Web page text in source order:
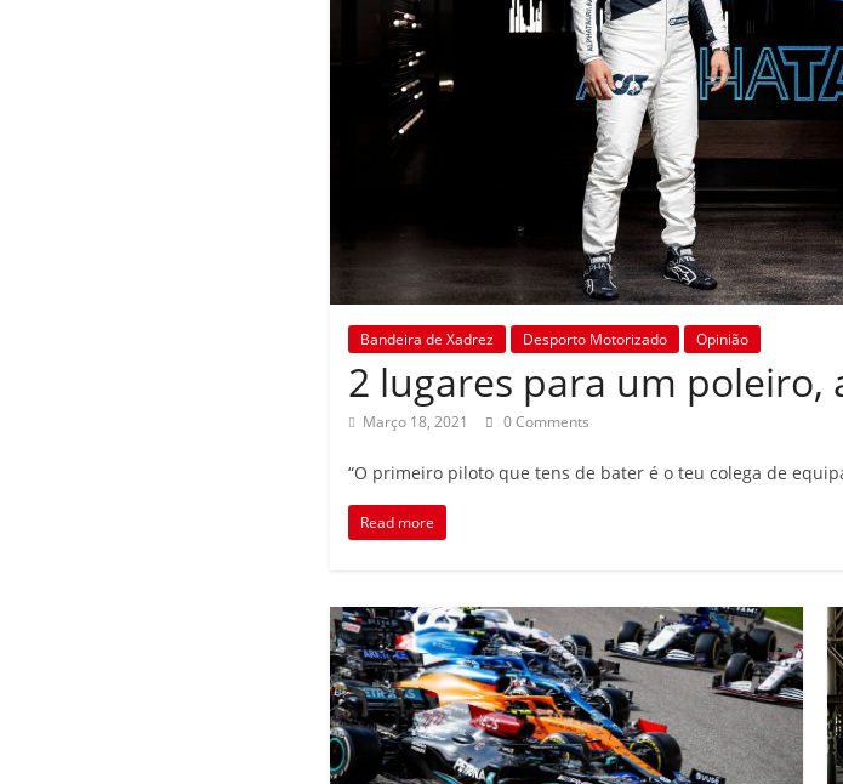
Bandeira de Xadrez Desporto Motorizado Opinião
2 lugares para um poleiro,
Março 18, 2021 0 Comments
“O primeiro piloto que tens de bater é o teu colega de
Read more